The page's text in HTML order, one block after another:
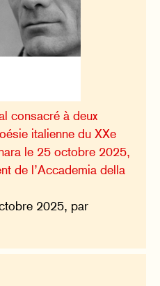
consacré à deux
italienne du XXe
le 25 octobre 2025,
de l’Accademia della
2025, par